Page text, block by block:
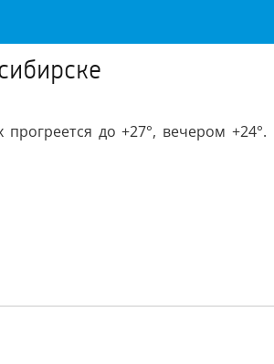
до +27°, вечером